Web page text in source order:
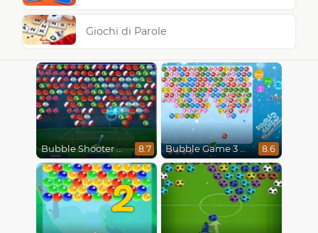
Giochi di Parole
Bubble Shooter World Cup 8.7 Bubble Game 3 Christmas 8.6
2